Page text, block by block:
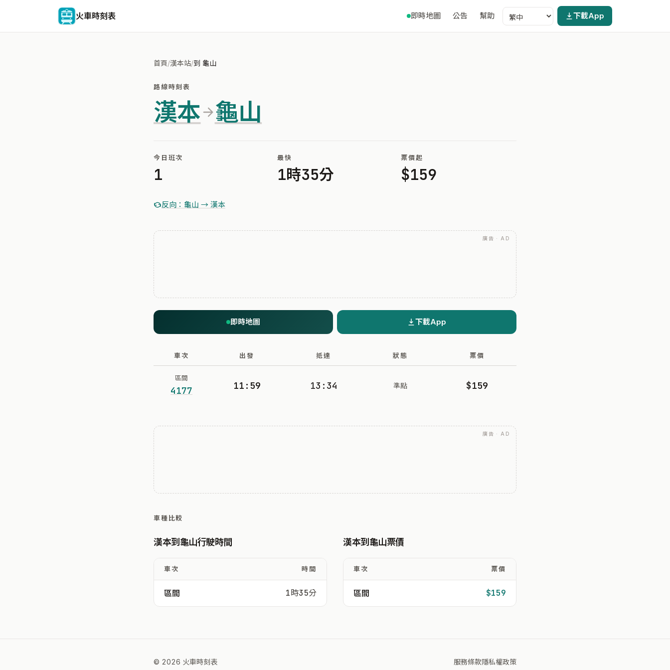
火車時刻表 即時地圖 公告 幫助 下載App
首頁/漢本站/到 龜山
路線時刻表
漢本 龜山
今日班次
1
最快
1時35分
票價起
$159
反向：龜山 → 漢本
廣告 · AD
即時地圖 下載App
車次 出發 抵達 狀態 票價
區間
4177 11:59 13:34 準點 $159
廣告 · AD
車種比較
漢本到龜山行駛時間
車次 時間
區間 1時35分
漢本到龜山票價
車次 票價
區間 $159
© 2026 火車時刻表 服務條款隱私權政策